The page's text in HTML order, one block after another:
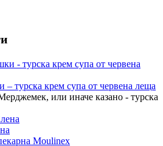
турска крем супа от червена леща
или иначе казано - турска